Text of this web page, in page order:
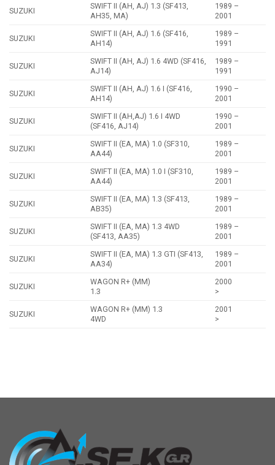
SUZUKI
SWIFT II (AH, AJ) 1.3 (SF413,
AH35, MA)
1989 –
2001
SUZUKI
SWIFT II (AH, AJ) 1.6 (SF416,
AH14)
1989 –
1991
SUZUKI
SWIFT II (AH, AJ) 1.6 4WD (SF416,
AJ14)
1989 –
1991
SUZUKI
SWIFT II (AH, AJ) 1.6 I (SF416,
AH14)
1990 –
2001
SUZUKI
SWIFT II (AH,AJ) 1.6 I 4WD
(SF416, AJ14)
1990 –
2001
SUZUKI
SWIFT II (EA, MA) 1.0 (SF310,
AA44)
1989 –
2001
SUZUKI
SWIFT II (EA, MA) 1.0 I (SF310,
AA44)
1989 –
2001
SUZUKI
SWIFT II (EA, MA) 1.3 (SF413,
AB35)
1989 –
2001
SUZUKI
SWIFT II (EA, MA) 1.3 4WD
(SF413, AA35)
1989 –
2001
SUZUKI
SWIFT II (EA, MA) 1.3 GTI (SF413,
AA34)
1989 –
2001
SUZUKI
WAGON R+ (MM)
1.3
2000
>
SUZUKI
WAGON R+ (MM) 1.3
4WD
2001
>